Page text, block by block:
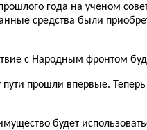
года на ученом
средства были
с Народным фронтом
прошли впервые. Теперь
будет